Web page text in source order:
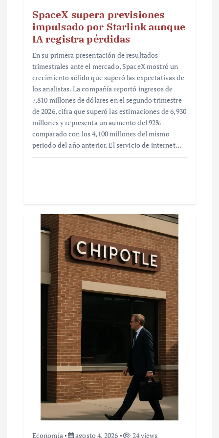
SpaceX supera previsiones
impulsado por Starlink aunque
IA registra pérdidas
En su primera presentación de resultados
trimestrales ante el mercado, SpaceX mostró un
crecimiento sólido que superó las expectativas de
los analistas. La compañía reportó ingresos de
7,810 millones de dólares en el segundo trimestre
de 2026, cifra que superó las estimaciones de 6,930
millones y representa un aumento del 92%
comparado con los 4,100 millones del mismo
periodo del año anterior. El servicio de internet…
Economía agosto 4, 2026 24 views